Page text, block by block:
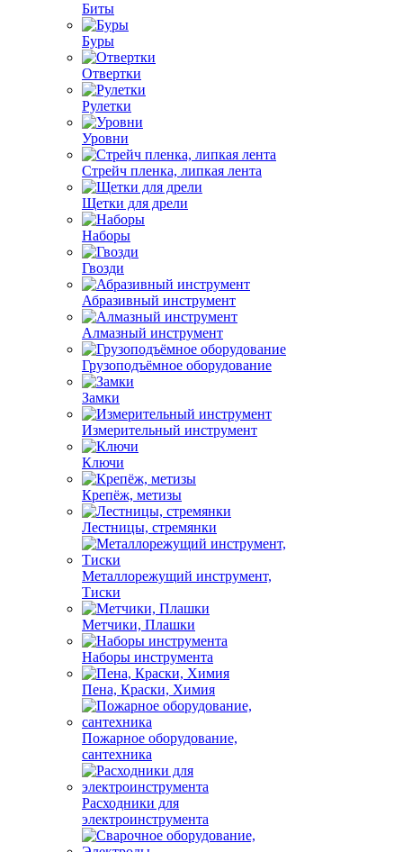
Биты
Буры
Отвертки
Рулетки
Уровни
Стрейч пленка, липкая лента
Щетки для дрели
Наборы
Гвозди
Абразивный инструмент
Алмазный инструмент
Грузоподъёмное оборудование
Замки
Измерительный инструмент
Ключи
Крепёж, метизы
Лестницы, стремянки
Металлорежущий инструмент,
Тиски
Метчики, Плашки
Наборы инструмента
Пена, Краски, Химия
Пожарное оборудование,
сантехника
Расходники для
электроинструмента